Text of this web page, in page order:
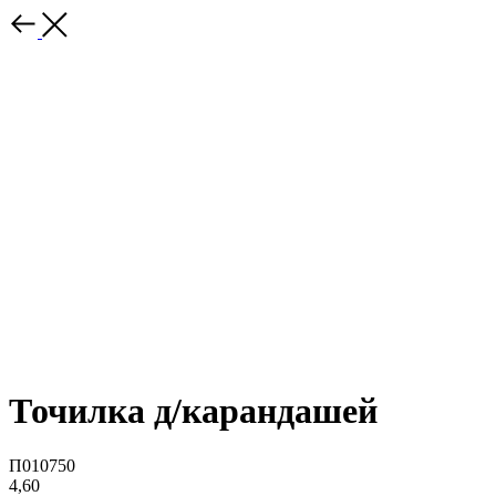
Точилка д/карандашей
П010750
4,60